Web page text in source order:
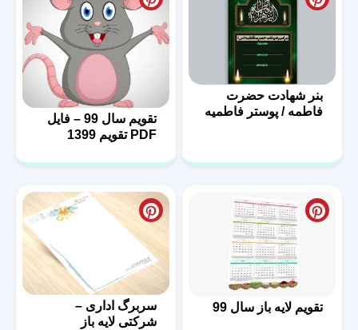
بنر شهادت حضرت
فاطمه / پوستر فاطمیه
تقویم سال 99 – فایل
PDF تقویم 1399
تقویم لایه باز سال 99
سربرگ اداری –
شرکتی لایه باز